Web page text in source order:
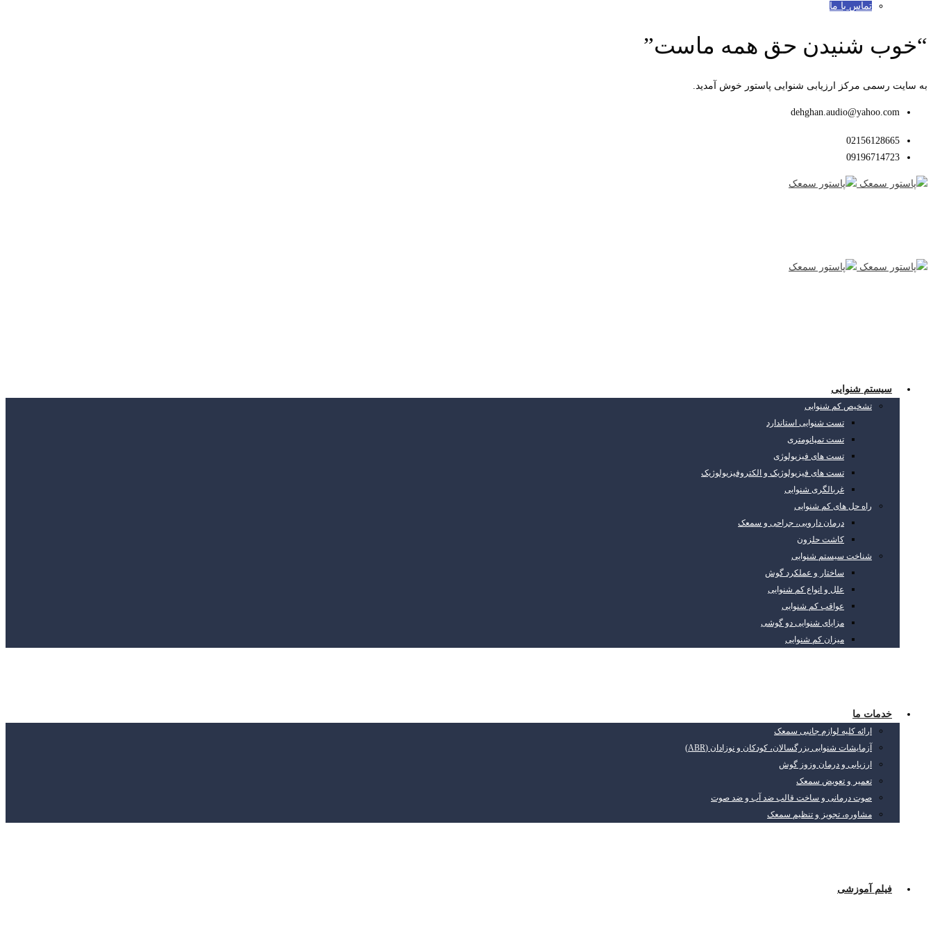
تماس با ما
“خوب شنیدن حق همه ماست”
به سایت رسمی مرکز ارزیابی شنوایی پاستور خوش آمدید.
dehghan.audio@yahoo.com
02156128665
09196714723
سیستم شنوایی
تشخیص کم شنوایی
تست شنوایی استاندارد
تست تمپانومتری
تست های فیزیولوژی
تست های فیزیولوژیک و الکتروفیزیولوژیک
غربالگری شنوایی
راه حل های کم شنوایی
درمان دارویی، جراحی و سمعک
کاشت حلزون
شناخت سیستم شنوایی
ساختار و عملکرد گوش
علل و انواع کم شنوایی
عواقب کم شنوایی
مزایای شنوایی دو گوشی
میزان کم شنوایی
خدمات ما
ارائه کلیه لوازم جانبی سمعک
آزمایشات شنوایی بزرگسالان، کودکان و نوزادان (ABR)
ارزیابی و درمان وزوز گوش
تعمیر و تعویض سمعک
صوت درمانی و ساخت قالب ضد آب و ضد صوت
مشاوره، تجویز و تنظیم سمعک
فیلم آموزشی